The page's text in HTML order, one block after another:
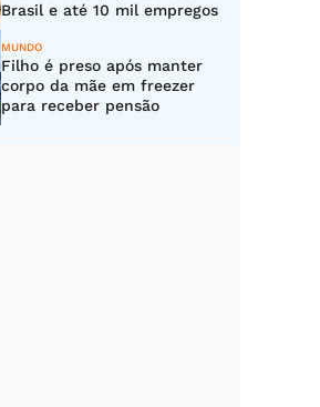
Brasil e até 10 mil empregos
MUNDO
Filho é preso após manter
corpo da mãe em freezer
para receber pensão